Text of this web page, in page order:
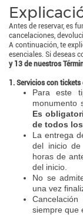
Antes de reservar, es
cancelaciones,
A continuación, te
esenciales. Si deseas
y 13 de nuestros
1. Servicios con
Para este
monumento
Es
de todos
La entrega
del inicio
horas de
del inicio.
No se
una vez
siempre que